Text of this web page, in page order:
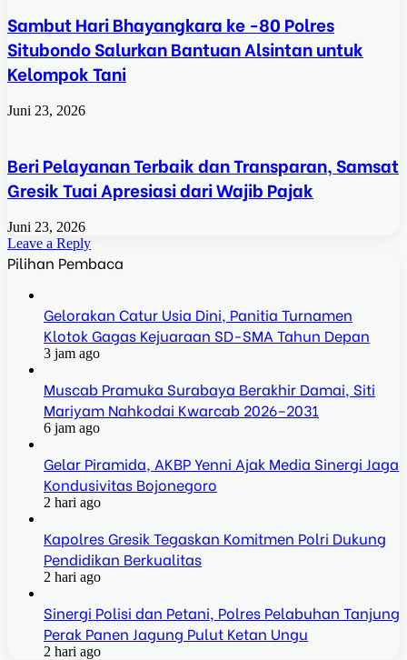
Sambut Hari Bhayangkara ke -80 Polres
Situbondo Salurkan Bantuan Alsintan untuk
Kelompok Tani
Juni 23, 2026
Beri Pelayanan Terbaik dan Transparan, Samsat
Gresik Tuai Apresiasi dari Wajib Pajak
Juni 23, 2026
Leave a Reply
Pilihan Pembaca
Gelorakan Catur Usia Dini, Panitia Turnamen
Klotok Gagas Kejuaraan SD-SMA Tahun Depan
3 jam ago
Muscab Pramuka Surabaya Berakhir Damai, Siti
Mariyam Nahkodai Kwarcab 2026–2031
6 jam ago
Gelar Piramida, AKBP Yenni Ajak Media Sinergi Jaga
Kondusivitas Bojonegoro
2 hari ago
Kapolres Gresik Tegaskan Komitmen Polri Dukung
Pendidikan Berkualitas
2 hari ago
Sinergi Polisi dan Petani, Polres Pelabuhan Tanjung
Perak Panen Jagung Pulut Ketan Ungu
2 hari ago